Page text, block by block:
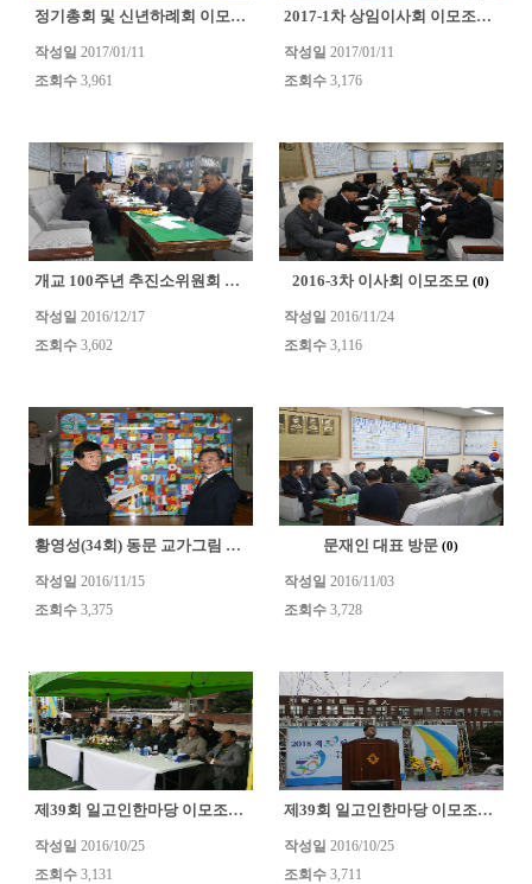
정기총회 및 신년하례회 이모조모
작성일 2017/01/11
조회수3,961
2017-1차 상임이사회 이모조모
작성일 2017/01/11
조회수 3,176
개교 100주년 추진소위원회 회의
작성일 2016/12/17
조회수3,602
2016-3차 이사회 이모조모(0)
작성일 2016/11/24
조회수 3,116
황영성(34회) 동문 교가그림 기증식
작성일 2016/11/15
조회수3,375
문재인 대표 방문(0)
작성일 2016/11/03
조회수 3,728
제39회 일고인한마당 이모조모
작성일 2016/10/25
조회수3,131
제39회 일고인한마당 이모조모
작성일 2016/10/25
조회수 3,711